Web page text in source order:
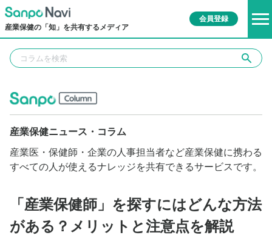
産業保健の「知」を共有するメディア
会員登録
産業保健ニュース・コラム
産業医・保健師・企業の人事担当者など産業保健に携わる
すべての人が使えるナレッジを共有できるサービスです。
「産業保健師」を探すにはどんな方法
がある？メリットと注意点を解説